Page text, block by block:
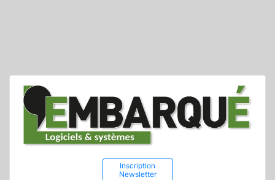
Inscription
Newsletter